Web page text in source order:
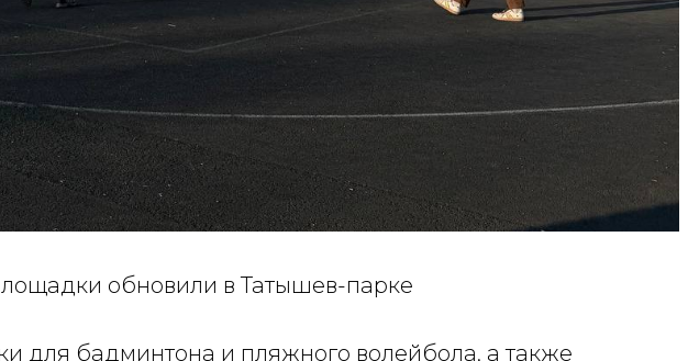
обновили в Татышев-парке
для бадминтона и пляжного волейбола, а также